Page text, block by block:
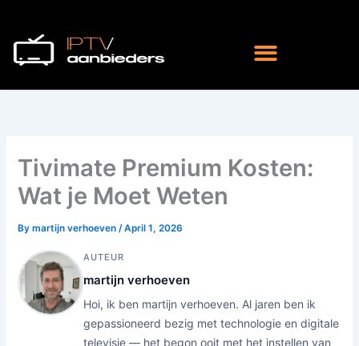
content
Tivimate Premium Kosten:
Wat je Moet Weten
Bymartijn verhoeven /April 1, 2026
AUTEUR
martijn verhoeven
Hoi, ik ben martijn verhoeven. Al jaren ben ik
gepassioneerd bezig met technologie en digitale
televisie — het begon ooit met het instellen van